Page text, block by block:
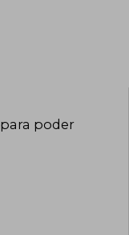
para poder